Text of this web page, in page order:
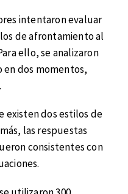
intentaron evaluar
de afrontamiento al
ello, se analizaron
dos momentos,
existen dos estilos de
las respuestas
consistentes con